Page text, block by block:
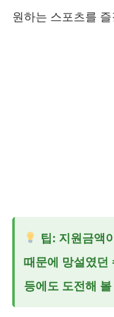
원하는 스포츠를
팁: 지원금액
때문에 망설였던
등에도 도전해